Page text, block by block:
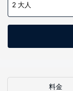
2 大人
料金